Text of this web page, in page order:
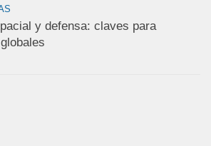
y defensa: claves para